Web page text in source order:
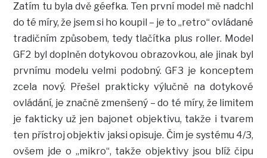
Zatím tu byla dvě géefka. Ten první model mě nadchl
do té míry, že jsem si ho koupil – je to „retro“ ovládané
tradičním způsobem, tedy tlačítka plus roller. Model
GF2 byl doplněn dotykovou obrazovkou, ale jinak byl
prvnímu modelu velmi podobný. GF3 je konceptem
zcela nový. Přešel prakticky výlučně na dotykové
ovládání, je značně zmenšený – do té míry, že limitem
je fakticky už jen bajonet objektivu, takže i tvarem
ten přístroj objektiv jaksi opisuje. Čim je systému 4/3,
ovšem jde o „mikro“, takže objektivy jsou blíž čipu